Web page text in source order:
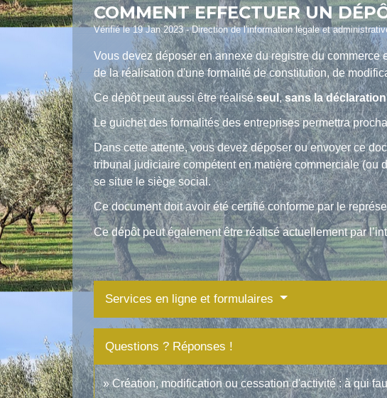
COMMENT EFFECTUER UN
Vérifié le 19 Jan 2023 - Direction de l'information légale et
Vous devez déposer en annexe du registre du
de la réalisation d'une formalité de constitution, de
Ce dépôt peut aussi être réaliséseul,sans la
Le guichet des formalités des entreprises permettra
Dans cette attente, vous devez déposer ou envoyer ce
tribunal judiciaire compétent en matière commerciale
se situe le siège social.
Ce document doit avoir été certifié conforme par le
Ce dépôt peut également être réalisé actuellement par
Services en ligne et formulaires
Questions ? Réponses !
Création, modification ou cessation d'activité : à qui